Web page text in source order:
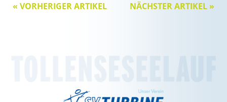
NÄCHSTER ARTIKEL »
« VORHERIGER ARTIKEL